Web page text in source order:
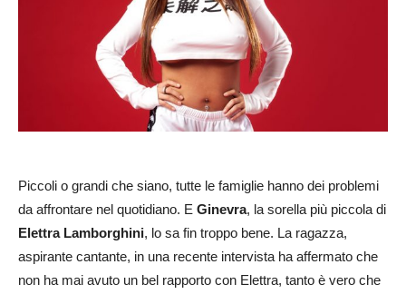
Piccoli o grandi che siano, tutte le famiglie hanno dei problemi
da affrontare nel quotidiano. E Ginevra, la sorella più piccola di
Elettra Lamborghini, lo sa fin troppo bene. La ragazza,
aspirante cantante, in una recente intervista ha affermato che
non ha mai avuto un bel rapporto con Elettra, tanto è vero che